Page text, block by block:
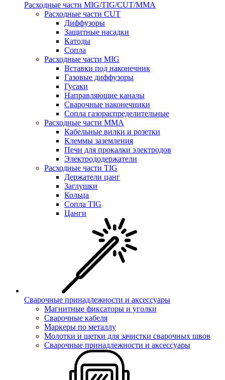
Расходные части MIG/TIG/CUT/MMA
Расходные части CUT
Диффузоры
Защитные насадки
Катоды
Сопла
Расходные части MIG
Вставки под наконечник
Газовые диффузоры
Гусаки
Направляющие каналы
Сварочные наконечники
Сопла газораспределительные
Расходные части MMA
Кабельные вилки и розетки
Клеммы заземления
Печи для прокалки электродов
Электрододержатели
Расходные части TIG
Держатели цанг
Заглушки
Кольца
Сопла TIG
Цанги
Сварочные принадлежности и аксессуары
Магнитные фиксаторы и уголки
Сварочные кабеля
Маркеры по металлу
Молотки и щетки для зачистки сварочных швов
Сварочные принадлежности и аксессуары